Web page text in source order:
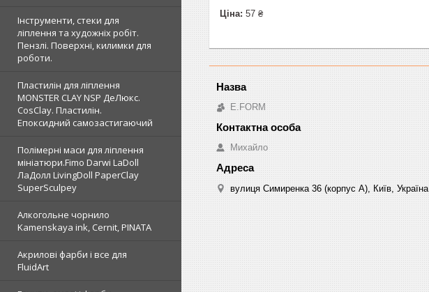
Інструменти, стеки для
ліплення та художніх робіт.
Пензлі. Поверхні, килимки для
роботи.
Пластилін для ліплення
MONSTER CLAY NSP ДеЛюкс.
CosClay. Пластилін.
Епоксидний самозастигаючий
Полімерні маси для ліплення
мініатюри.Fimo Darwi LaDoll
ЛаДолл LivingDoll PaperClay
SuperSculpey
Алкогольне чорнило
Kamenskaya ink, Cernit, PINATA
Акрилові фарби і все для
FluidArt
Ціна: 57 ₴
E.FORM
Михайло
вулиця Симиренка 36 (корпус А), Київ, Україна